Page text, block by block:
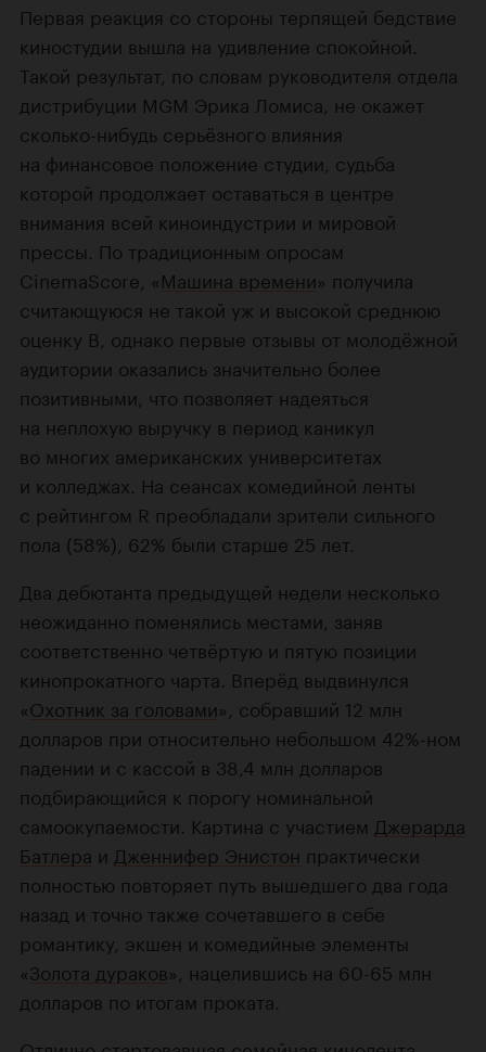
Первая реакция со стороны терпящей бедствие
киностудии вышла на удивление спокойной.
Такой результат, по словам руководителя отдела
дистрибуции MGM Эрика Ломиса, не окажет
сколько-нибудь серьёзного влияния
на финансовое положение студии, судьба
которой продолжает оставаться в центре
внимания всей киноиндустрии и мировой
прессы. По традиционным опросам
CinemaScore, «Машина времени» получила
считающуюся не такой уж и высокой среднюю
оценку B, однако первые отзывы от молодёжной
аудитории оказались значительно более
позитивными, что позволяет надеяться
на неплохую выручку в период каникул
во многих американских университетах
и колледжах. На сеансах комедийной ленты
с рейтингом R преобладали зрители сильного
пола (58%), 62% были старше 25 лет.
Два дебютанта предыдущей недели несколько
неожиданно поменялись местами, заняв
соответственно четвёртую и пятую позиции
кинопрокатного чарта. Вперёд выдвинулся
«Охотник за головами», собравший 12 млн
долларов при относительно небольшом 42%-ном
падении и с кассой в 38,4 млн долларов
подбирающийся к порогу номинальной
самоокупаемости. Картина c участием Джерарда
Батлера и Дженнифер Энистон практически
полностью повторяет путь вышедшего два года
назад и точно также сочетавшего в себе
романтику, экшен и комедийные элементы
«Золота дураков», нацелившись на 60-65 млн
долларов по итогам проката.